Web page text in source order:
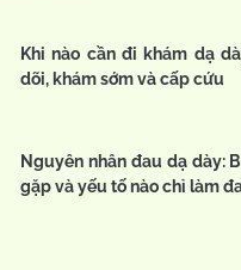
Khi nào cần đi khám dạ
dõi, khám sớm và cấp cứu
Nguyên nhân đau dạ dày:
gặp và yếu tố nào chỉ làm